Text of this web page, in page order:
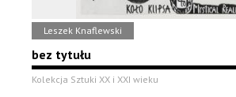
Leszek Knaflewski
bez tytułu
Kolekcja Sztuki XX i XXI wieku